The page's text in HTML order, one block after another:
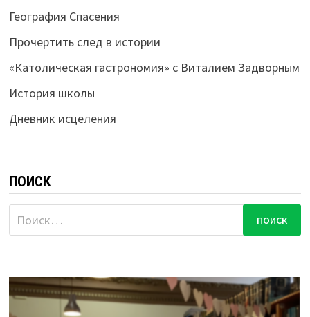
География Спасения
Прочертить след в истории
«Католическая гастрономия» с Виталием Задворным
История школы
Дневник исцеления
ПОИСК
Найти: